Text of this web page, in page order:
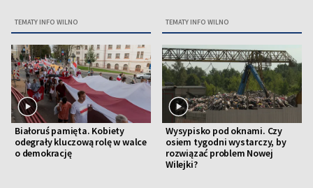
TEMATY INFO WILNO TEMATY INFO WILNO
Białoruś pamięta. Kobiety
odegrały kluczową rolę w walce
o demokrację
Wysypisko pod oknami. Czy
osiem tygodni wystarczy, by
rozwiązać problem Nowej
Wilejki?